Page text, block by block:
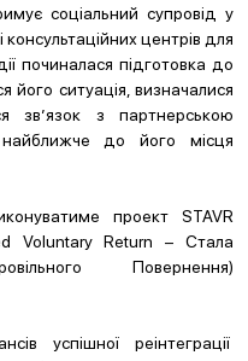
соціальний супровід у
центрів для
починалася підготовка до
його ситуація, визначалися
зв’язок з партнерською
найближче до його місця
проект STAVR
Voluntary Return – Стала
Повернення)
успішної реінтеграції